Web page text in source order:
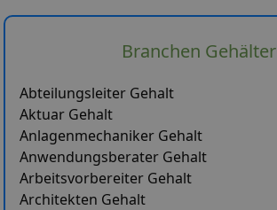
Branchen Gehälter
Abteilungsleiter Gehalt
Aktuar Gehalt
Anlagenmechaniker Gehalt
Anwendungsberater Gehalt
Arbeitsvorbereiter Gehalt
Architekten Gehalt